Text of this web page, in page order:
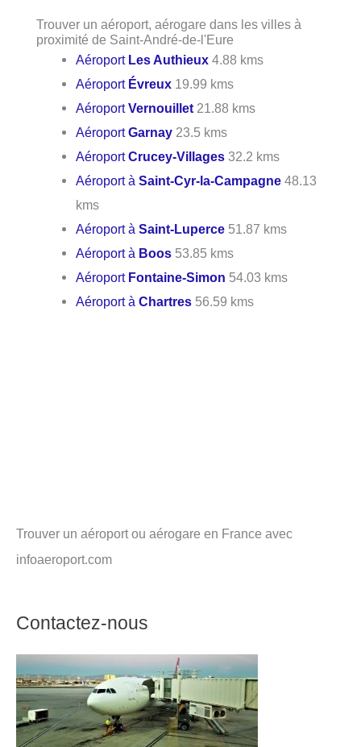
Trouver un aéroport, aérogare dans les villes à
proximité de Saint-André-de-l'Eure
Aéroport Les Authieux 4.88 kms
Aéroport Évreux 19.99 kms
AéroportVernouillet 21.88 kms
AéroportGarnay 23.5 kms
AéroportCrucey-Villages 32.2 kms
Aéroport àSaint-Cyr-la-Campagne 48.13
kms
Aéroport àSaint-Luperce 51.87 kms
Aéroport à Boos 53.85 kms
Aéroport Fontaine-Simon 54.03 kms
Aéroport àChartres 56.59 kms
Trouver un aéroport ou aérogare en France avec
infoaeroport.com
Contactez-nous